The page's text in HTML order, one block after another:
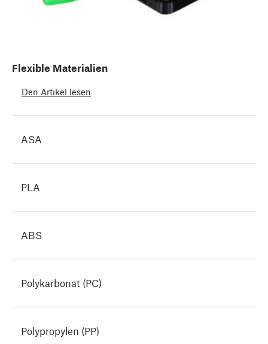
Flexible Materialien
Den Artikel lesen
ASA
PLA
ABS
Polykarbonat (PC)
Polypropylen (PP)